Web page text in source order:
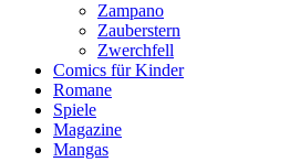
Zampano
Zauberstern
Zwerchfell
Comics für Kinder
Romane
Spiele
Magazine
Mangas